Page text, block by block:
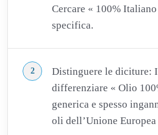
Cercare « 100%
specifica.
Distinguere le diciture:
differenziare « Olio
generica e spesso
oli dell’Unione Europea